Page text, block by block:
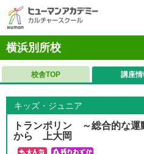
横浜別所校
校舎TOP 講座情
キッズ・ジュニア
トランポリン ～総合的な
から 上大岡